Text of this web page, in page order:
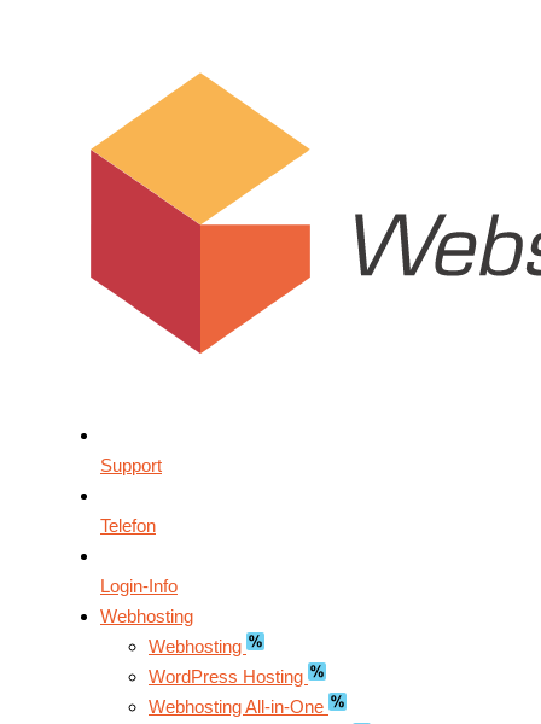
Support
Telefon
Login-Info
Webhosting
Webhosting
WordPress Hosting
Webhosting All-in-One